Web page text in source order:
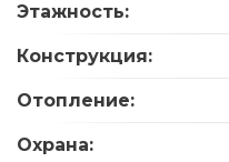
Этажность:
Конструкция:
Отопление:
Охрана: